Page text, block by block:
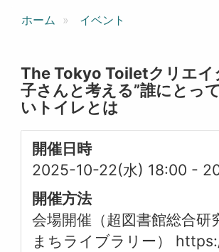
ホーム イベント
The Tokyo Toiletクリエイ
子さんと考える”誰にとっ
いトイレとは
開催日時
2025-10-22(水) 18:00 -
開催方法
会場開催（超図書館総合研
まちライブラリー）